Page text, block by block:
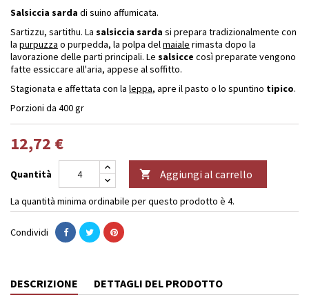
Salsiccia sarda di suino affumicata.
Sartizzu, sartithu. La salsiccia sarda si prepara tradizionalmente con
la purpuzza o purpedda, la polpa delmaiale rimasta dopo la
lavorazione delle parti principali. Le salsicce così preparate vengono
fatte essiccare all'aria, appese al soffitto.
Stagionata e affettata con la leppa, apre il pasto o lo spuntino tipico.
Porzioni da 400 gr
12,72 €
Quantità  Aggiungi al carrello
La quantità minima ordinabile per questo prodotto è 4.
Condividi
DESCRIZIONE DETTAGLI DEL PRODOTTO